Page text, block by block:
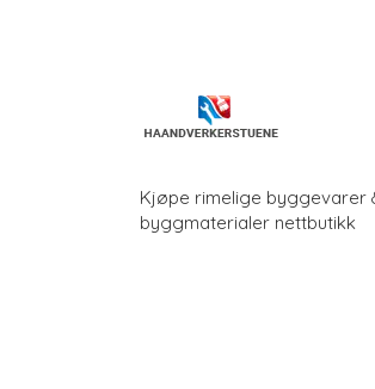
Kjøpe rimelige byggevarer
byggmaterialer nettbutikk